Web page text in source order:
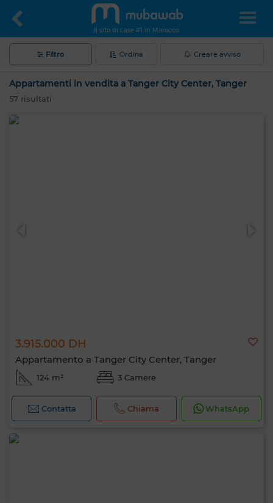
Il sito di case #1 in Marocco
Filtro Ordina Creare avviso
Appartamenti in vendita a Tanger City Center, Tanger
57 risultati
3.915.000 DH
Appartamento a Tanger City Center, Tanger
124 m² 3 Camere
Contatta Chiama WhatsApp